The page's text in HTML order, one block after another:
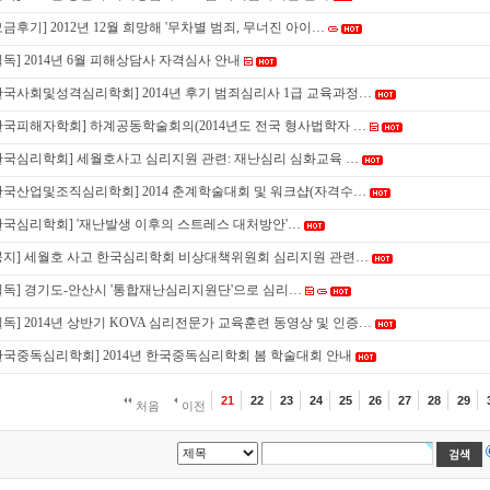
금후기] 2012년 12월 희망해 '무차별 범죄, 무너진 아이…
] 2014년 6월 피해상담사 자격심사 안내
국사회및성격심리학회] 2014년 후기 범죄심리사 1급 교육과정…
국피해자학회] 하계공동학술회의(2014년도 전국 형사법학자 …
국심리학회] 세월호사고 심리지원 관련: 재난심리 심화교육 …
국산업및조직심리학회] 2014 춘계학술대회 및 워크샵(자격수…
국심리학회] '재난발생 이후의 스트레스 대처방안'…
지] 세월호 사고 한국심리학회 비상대책위원회 심리지원 관련…
독] 경기도-안산시 '통합재난심리지원단'으로 심리…
독] 2014년 상반기 KOVA 심리전문가 교육훈련 동영상 및 인증…
중독심리학회] 2014년 한국중독심리학회 봄 학술대회 안내
처음 이전 21 22 23 24 25 26 27 28 29